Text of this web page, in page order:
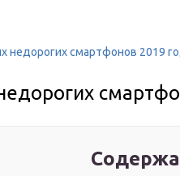
недорогих смартфонов 2019